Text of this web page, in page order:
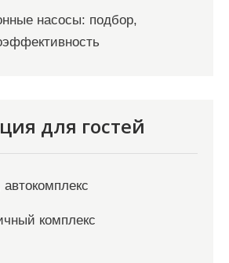
насосы: подбор,
для гостей
комплекс